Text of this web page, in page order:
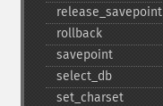
release_​savepoint
rollback
savepoint
select_​db
set_​charset